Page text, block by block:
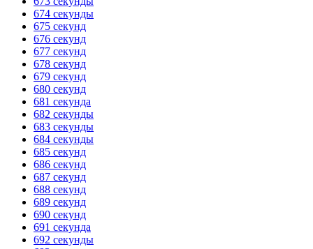
674 секунды
675 секунд
676 секунд
677 секунд
678 секунд
679 секунд
680 секунд
681 секунда
682 секунды
683 секунды
684 секунды
685 секунд
686 секунд
687 секунд
688 секунд
689 секунд
690 секунд
691 секунда
692 секунды